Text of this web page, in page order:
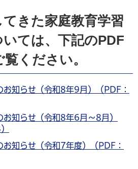
きた家庭教育学習
ては、下記のPDF
ください。
お知らせ（令和8年9月）（PDF：
お知らせ（令和8年6月～8月）
お知らせ（令和7年度）（PDF：